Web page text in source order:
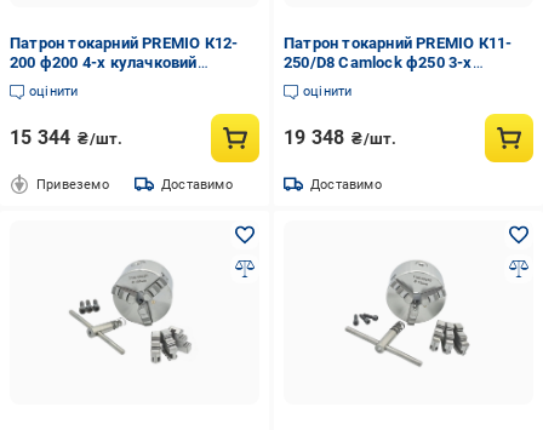
Патрон токарний PREMIO К12-
200 ф200 4-х кулачковий
(34581630)
оцінити
15 344 ₴/шт.
Привеземо Доставимо
Патрон токарний PREMIO К11-
250/D8 Camlock ф250 3-х
кулачковий (34553390)
оцінити
19 348 ₴/шт.
Доставимо